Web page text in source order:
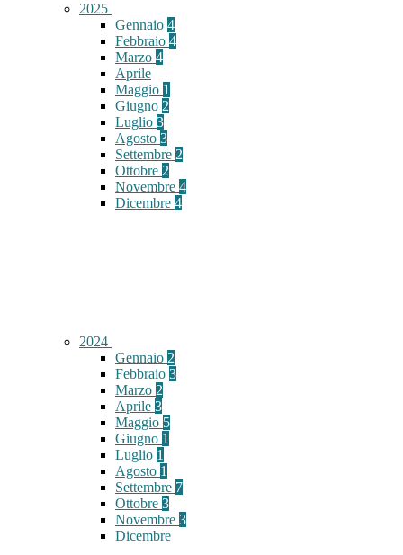
2025
Gennaio 4
Febbraio 4
Marzo 4
Aprile
Maggio 1
Giugno 2
Luglio 3
Agosto 3
Settembre 2
Ottobre 2
Novembre 4
Dicembre 4
2024
Gennaio 2
Febbraio 3
Marzo 2
Aprile 3
Maggio 5
Giugno 1
Luglio 1
Agosto 1
Settembre 7
Ottobre 3
Novembre 3
Dicembre